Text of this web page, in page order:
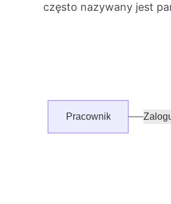
często nazywany jest